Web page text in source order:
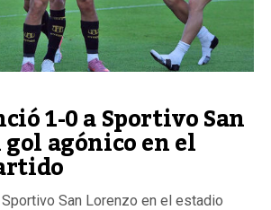
1-0 a Sportivo San
agónico en el
San Lorenzo en el estadio